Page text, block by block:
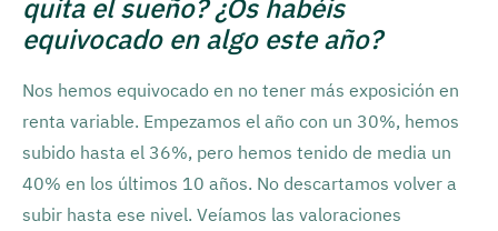
quita el sueño? ¿Os habéis
equivocado en algo este año?
Nos hemos equivocado en no tener más exposición en
renta variable. Empezamos el año con un 30%, hemos
subido hasta el 36%, pero hemos tenido de media un
40% en los últimos 10 años. No descartamos volver a
subir hasta ese nivel. Veíamos las valoraciones